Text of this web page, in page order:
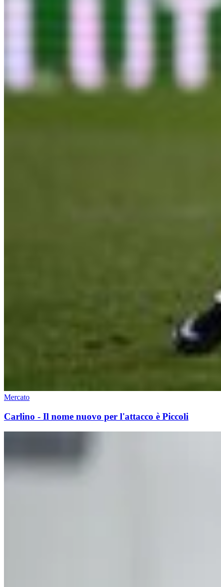
Mercato
Carlino - Il nome nuovo per l'attacco è Piccoli